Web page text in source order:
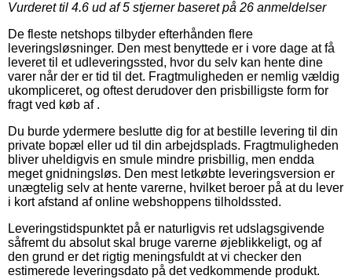
Vurderet til 4.6 ud af 5 stjerner baseret på 26 anmeldelser
De fleste netshops tilbyder efterhånden flere
leveringsløsninger. Den mest benyttede er i vore dage at få
leveret til et udleveringssted, hvor du selv kan hente dine
varer når der er tid til det. Fragtmuligheden er nemlig vældig
ukompliceret, og oftest derudover den prisbilligste form for
fragt ved køb af .
Du burde ydermere beslutte dig for at bestille levering til din
private bopæl eller ud til din arbejdsplads. Fragtmuligheden
bliver uheldigvis en smule mindre prisbillig, men endda
meget gnidningsløs. Den mest letkøbte leveringsversion er
unægtelig selv at hente varerne, hvilket beroer på at du lever
i kort afstand af online webshoppens tilholdssted.
Leveringstidspunktet på er naturligvis ret udslagsgivende
såfremt du absolut skal bruge varerne øjeblikkeligt, og af
den grund er det rigtig meningsfuldt at vi checker den
estimerede leveringsdato på det vedkommende produkt.